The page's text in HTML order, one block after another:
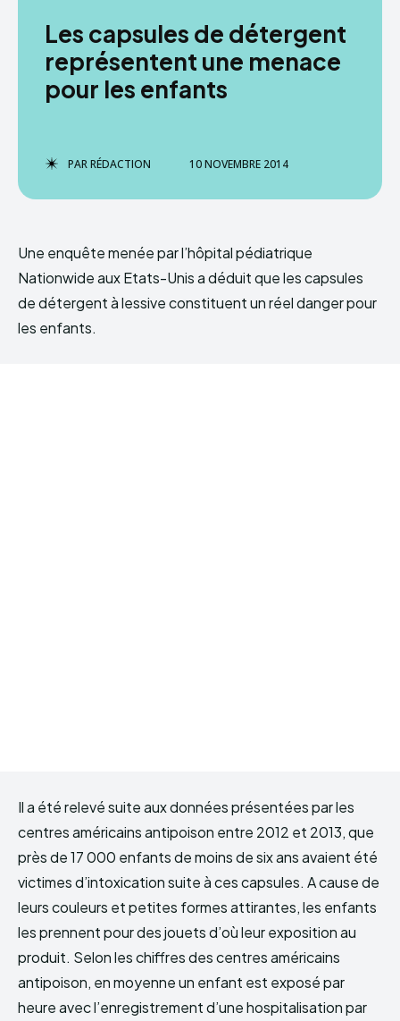
Les capsules de détergent
représentent une menace
pour les enfants
PARRÉDACTION 10 NOVEMBRE 2014
Une enquête menée par l’hôpital pédiatrique
Nationwide aux Etats-Unis a déduit que les capsules
de détergent à lessive constituent un réel danger pour
les enfants.
Il a été relevé suite aux données présentées par les
centres américains antipoison entre 2012 et 2013, que
près de 17 000 enfants de moins de six ans avaient été
victimes d’intoxication suite à ces capsules. A cause de
leurs couleurs et petites formes attirantes, les enfants
les prennent pour des jouets d’où leur exposition au
produit. Selon les chiffres des centres américains
antipoison, en moyenne un enfant est exposé par
heure avec l’enregistrement d’une hospitalisation par